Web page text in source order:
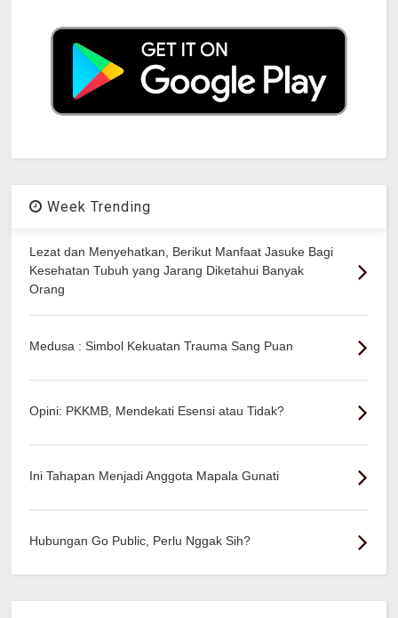
Week Trending
Lezat dan Menyehatkan, Berikut Manfaat Jasuke Bagi
Kesehatan Tubuh yang Jarang Diketahui Banyak
Orang
Medusa : Simbol Kekuatan Trauma Sang Puan
Opini: PKKMB, Mendekati Esensi atau Tidak?
Ini Tahapan Menjadi Anggota Mapala Gunati
Hubungan Go Public, Perlu Nggak Sih?